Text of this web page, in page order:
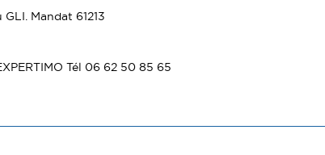
Mandat 61213
Tél 06 62 50 85 65